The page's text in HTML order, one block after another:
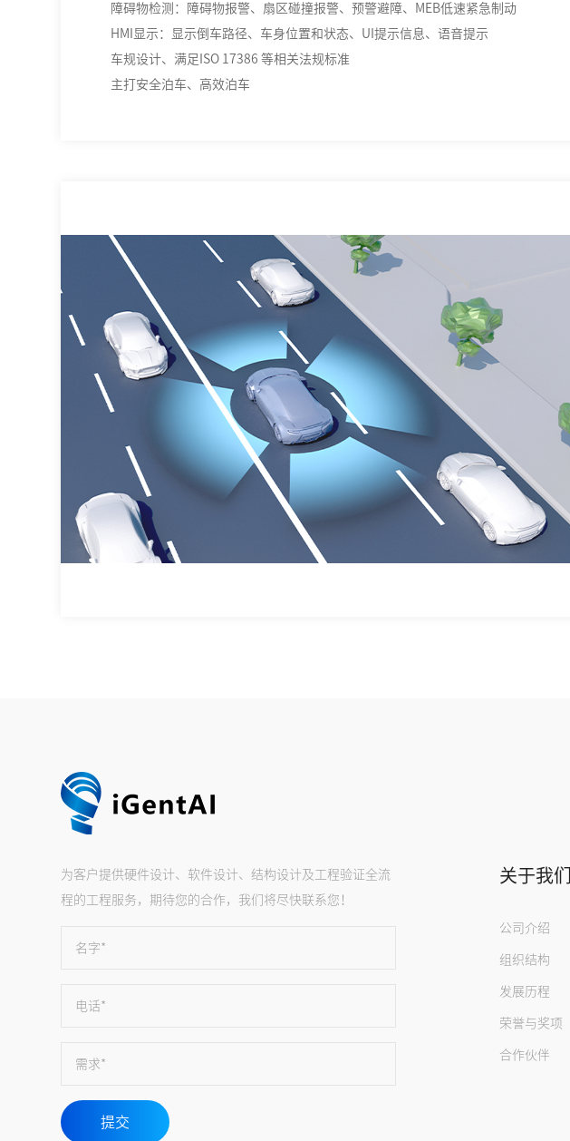
障碍物检测：障碍物报警、扇区碰撞报警、预警避障、MEB低速紧急制动
HMI显示：显示倒车路径、车身位置和状态、UI提示信息、语音提示
车规设计、满足ISO 17386 等相关法规标准
主打安全泊车、高效泊车
关于我们
公司介绍
组织结构
发展历程
荣誉与奖项
合作伙伴
为客户提供硬件设计、软件设计、结构设计及工程验证全流
程的工程服务，期待您的合作，我们将尽快联系您！
名字*
电话*
需求*